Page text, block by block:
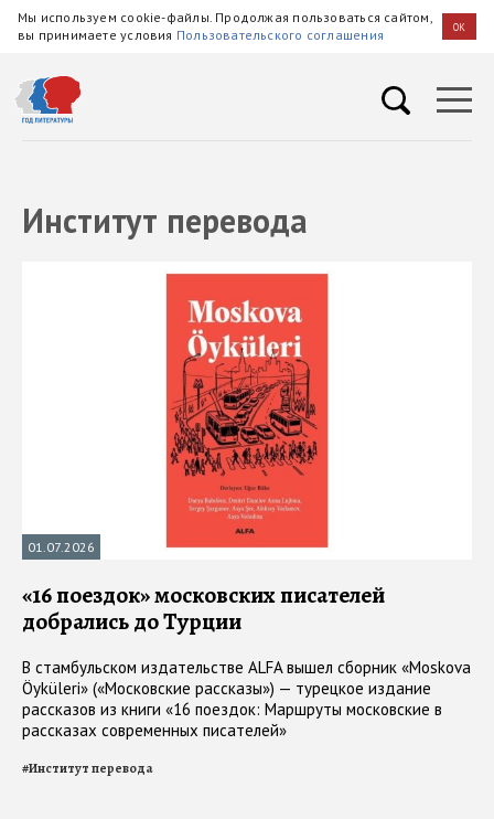
Мы используем cookie-файлы. Продолжая пользоваться сайтом,
вы принимаете условия Пользовательского соглашения OK
Институт перевода
01.07.2026
«16 поездок» московских писателей
добрались до Турции
В стамбульском издательстве ALFA вышел сборник «Moskova
Öyküleri» («Московские рассказы») — турецкое издание
рассказов из книги «16 поездок: Маршруты московские в
рассказах современных писателей»
#Институт перевода